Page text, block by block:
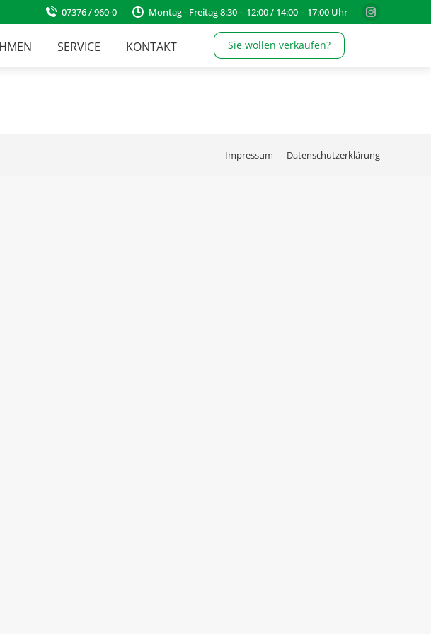
07376 / 960-0 Montag - Freitag 8:30 – 12:00 / 14:00 – 17:00 Uhr
Instagram
SERVICE KONTAKT Sie wollen verkaufen?
Impressum Datenschutzerklärung